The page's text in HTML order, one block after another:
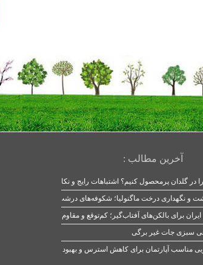
آخرین مطالب :
در گلدان پرمحصول کنیم؟ اشتباهات رایج و نکات طلایی
و نگهداری درخت ماگنولیا؛ شکوفه‌های درشت در بهار
سبزی جات غیر برگی